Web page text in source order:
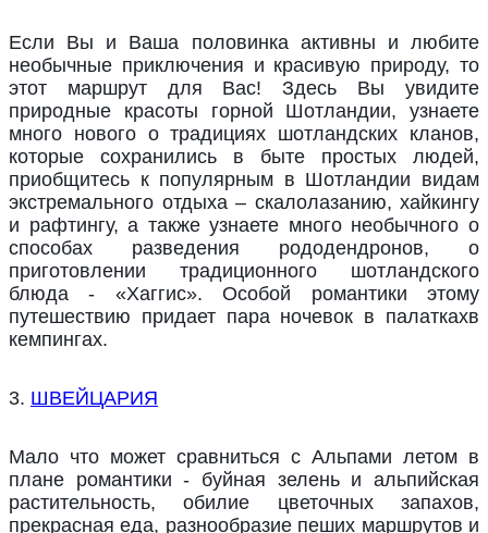
Если Вы и Ваша половинка активны и любите
необычные приключения и красивую природу, то
этот маршрут для Вас! Здесь Вы увидите
природные красоты горной Шотландии, узнаете
много нового о традициях шотландских кланов,
которые сохранились в быте простых людей,
приобщитесь к популярным в Шотландии видам
экстремального отдыха – скалолазанию, хайкингу
и рафтингу, а также узнаете много необычного о
способах разведения рододендронов, о
приготовлении традиционного шотландского
блюда - «Хаггис». Особой романтики этому
путешествию придает пара ночевок в палаткахв
кемпингах.
3. ШВЕЙЦАРИЯ
Мало что может сравниться с Альпами летом в
плане романтики - буйная зелень и альпийская
растительность, обилие цветочных запахов,
прекрасная еда, разнообразие пеших маршрутов и